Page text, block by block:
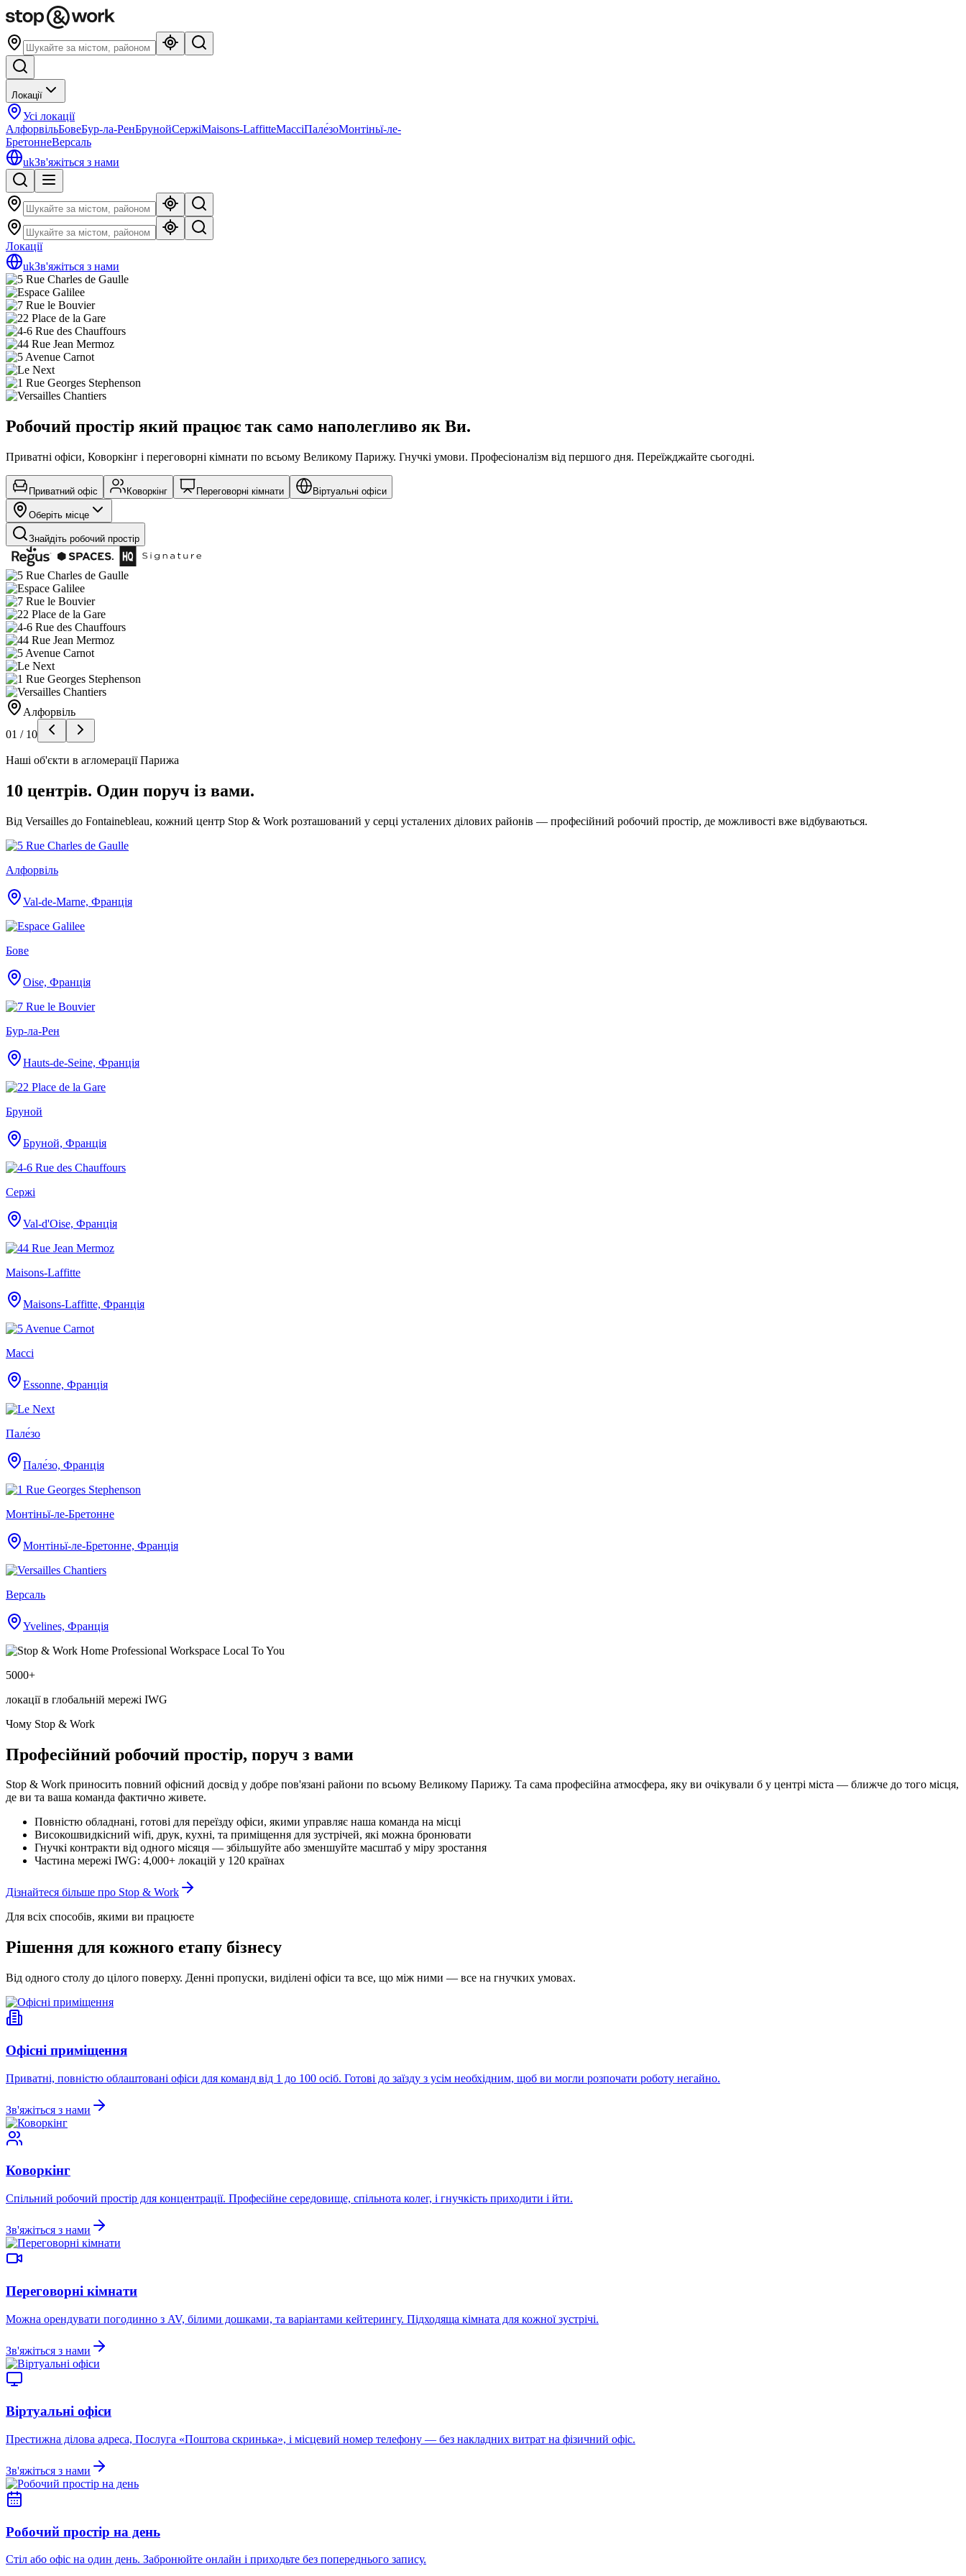
Локації
Усі локації
АлфорвільБовеБур-ла-РенБрунойСержіMaisons-LaffitteМассіПале́зоМонтіньї-ле-
БретоннеВерсаль
ukЗв'яжіться з нами
Локації
ukЗв'яжіться з нами
Робочий простір який працює так само наполегливо як Ви.
Приватні офіси, Коворкінг і переговорні кімнати по всьому Великому Парижу. Гнучкі умови. Професіоналізм від першого дня. Переїжджайте сьогодні.
Приватний офіс Коворкінг Переговорні кімнати Віртуальні офіси
Оберіть місце
Знайдіть робочий простір
Алфорвіль
01 / 10
Наші об'єкти в агломерації Парижа
10 центрів. Один поруч із вами.
Від Versailles до Fontainebleau, кожний центр Stop & Work розташований у серці усталених ділових районів — професійний робочий простір, де можливості вже відбуваються.
Алфорвіль
Val-de-Marne, Франція
Бове
Oise, Франція
Бур-ла-Рен
Hauts-de-Seine, Франція
Бруной
Бруной, Франція
Сержі
Val-d'Oise, Франція
Maisons-Laffitte
Maisons-Laffitte, Франція
Массі
Essonne, Франція
Пале́зо
Пале́зо, Франція
Монтіньї-ле-Бретонне
Монтіньї-ле-Бретонне, Франція
Версаль
Yvelines, Франція
5000+
локації в глобальній мережі IWG
Чому Stop & Work
Професійний робочий простір, поруч з вами
Stop & Work приносить повний офісний досвід у добре пов'язані райони по всьому Великому Парижу. Та сама професійна атмосфера, яку ви очікували б у центрі міста — ближче до того місця,
де ви та ваша команда фактично живете.
Повністю обладнані, готові для переїзду офіси, якими управляє наша команда на місці
Високошвидкісний wifi, друк, кухні, та приміщення для зустрічей, які можна бронювати
Гнучкі контракти від одного місяця — збільшуйте або зменшуйте масштаб у міру зростання
Частина мережі IWG: 4,000+ локацій у 120 країнах
Дізнайтеся більше про Stop & Work
Для всіх способів, якими ви працюєте
Рішення для кожного етапу бізнесу
Від одного столу до цілого поверху. Денні пропуски, виділені офіси та все, що між ними — все на гнучких умовах.
Офісні приміщення
Приватні, повністю облаштовані офіси для команд від 1 до 100 осіб. Готові до заїзду з усім необхідним, щоб ви могли розпочати роботу негайно.
Зв'яжіться з нами
Коворкінг
Спільний робочий простір для концентрації. Професійне середовище, спільнота колег, і гнучкість приходити і йти.
Зв'яжіться з нами
Переговорні кімнати
Можна орендувати погодинно з AV, білими дошками, та варіантами кейтерингу. Підходяща кімната для кожної зустрічі.
Зв'яжіться з нами
Віртуальні офіси
Престижна ділова адреса, Послуга «Поштова скринька», і місцевий номер телефону — без накладних витрат на фізичний офіс.
Зв'яжіться з нами
Робочий простір на день
Стіл або офіс на один день. Забронюйте онлайн і приходьте без попереднього запису.